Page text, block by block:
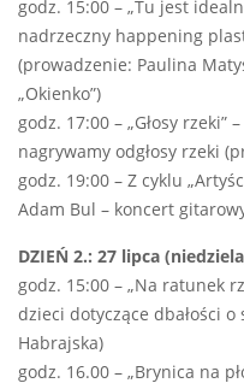
godz. 15:00 – „Tu jest
nadrzeczny happening
(prowadzenie: Paulina
„Okienko”)
godz. 17:00 – „Głosy
nagrywamy odgłosy rzeki
godz. 19:00 – Z cyklu
Adam Bul – koncert
DZIEŃ 2.: 27 lipca
godz. 15:00 – „Na ratunek
dzieci dotyczące dbałości
Habrajska)
godz. 16.00 – „Brynica na